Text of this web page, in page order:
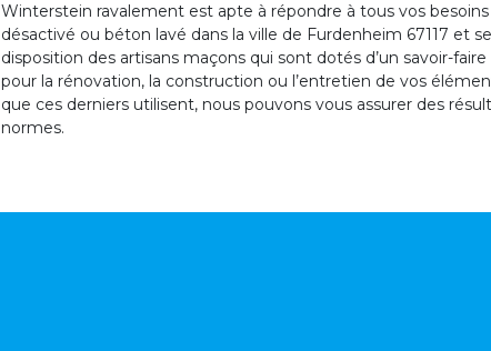
Winterstein ravalement est apte à répondre à tous vos
désactivé ou béton lavé dans la ville de Furdenheim 67117 et
disposition des artisans maçons qui sont dotés d’un savoir-
pour la rénovation, la construction ou l’entretien de vos
que ces derniers utilisent, nous pouvons vous assurer des
normes.